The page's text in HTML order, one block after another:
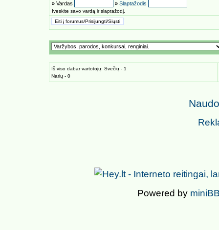
» Vardas » Slaptažodis
Iveskite savo vardą ir slaptažodį.
Iš viso dabar vartotojų: Svečių - 1
Narių - 0
Powered by